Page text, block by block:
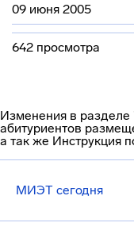
09 июня 2005
642 просмотра
Изменения в
абитуриентов
а так же Инструкция
МИЭТ сегодня